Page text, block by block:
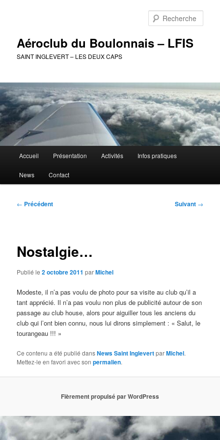
Aéroclub du Boulonnais – LFIS
SAINT INGLEVERT – LES DEUX CAPS
principal
Accueil Présentation Activités Infos pratiques
News Contact
Navigation
← Précédent Suivant →
Nostalgie…
Publié le2 octobre 2011 parMichel
Modeste, il n’a pas voulu de photo pour sa visite au club qu’il a
tant apprécié. Il n’a pas voulu non plus de publicité autour de son
passage au club house, alors pour aiguiller tous les anciens du
club qui l’ont bien connu, nous lui dirons simplement : « Salut, le
tourangeau !!! »
Ce contenu a été publié dansNews Saint InglevertparMichel.
Mettez-le en favori avec sonpermalien.
Fièrement propulsé par WordPress